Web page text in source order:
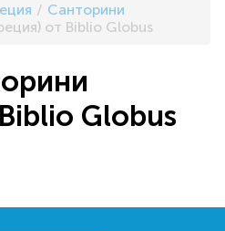
Документы и реквизиты
Санторини
от Biblio Globus
Globus